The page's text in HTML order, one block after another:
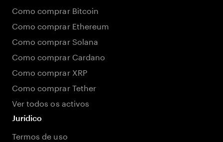
Como comprar Bitcoin
Como comprar Ethereum
Como comprar Solana
Como comprar Cardano
Como comprar XRP
Como comprar Tether
Ver todos os activos
Jurídico
Termos de uso